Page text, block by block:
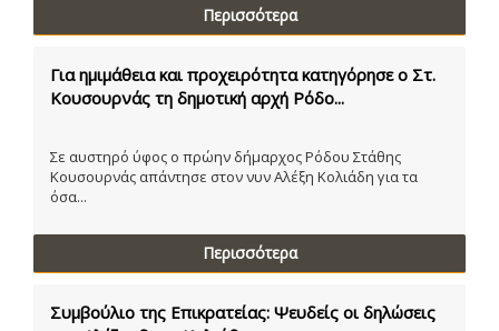
Περισσότερα
Για ημιμάθεια και προχειρότητα κατηγόρησε ο Στ.
Κουσουρνάς τη δημοτική αρχή Ρόδο...
Σε αυστηρό ύφος ο πρώην δήμαρχος Ρόδου Στάθης
Κουσουρνάς απάντησε στον νυν Αλέξη Κολιάδη για τα
όσα...
Περισσότερα
Συμβούλιο της Επικρατείας: Ψευδείς οι δηλώσεις